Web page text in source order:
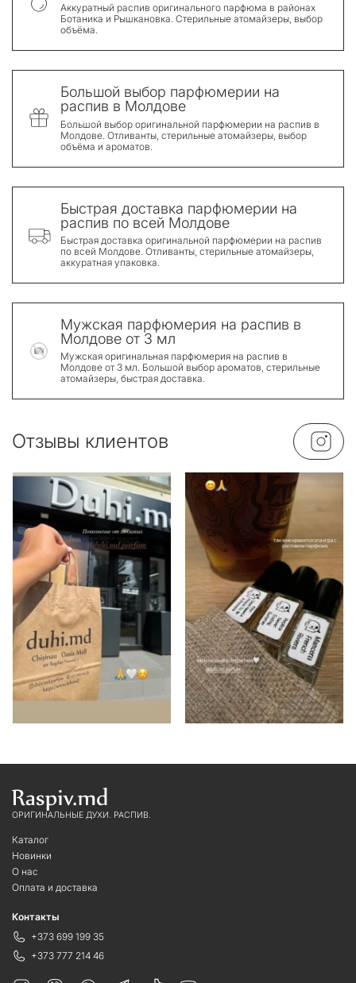
Аккуратный распив оригинального парфюма в районах
Ботаника и Рышкановка. Стерильные атомайзеры, выбор
объёма.
Большой выбор парфюмерии на
распив в Молдове
Большой выбор оригинальной парфюмерии на распив в
Молдове. Отливанты, стерильные атомайзеры, выбор
объёма и ароматов.
Быстрая доставка парфюмерии на
распив по всей Молдове
Быстрая доставка оригинальной парфюмерии на распив
по всей Молдове. Отливанты, стерильные атомайзеры,
аккуратная упаковка.
Мужская парфюмерия на распив в
Молдове от 3 мл
Мужская оригинальная парфюмерия на распив в
Молдове от 3 мл. Большой выбор ароматов, стерильные
атомайзеры, быстрая доставка.
Отзывы клиентов
ОРИГИНАЛЬНЫЕ ДУХИ. РАСПИВ.
Каталог
Новинки
О нас
Оплата и доставка
Контакты
+373 699 199 35
+373 777 214 46